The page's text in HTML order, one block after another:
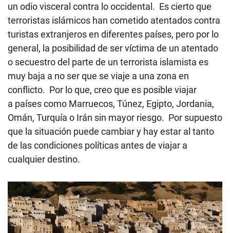
un odio visceral contra lo occidental. Es cierto que
terroristas islámicos han cometido atentados contra
turistas extranjeros en diferentes países, pero por lo
general, la posibilidad de ser víctima de un atentado
o secuestro del parte de un terrorista islamista es
muy baja a no ser que se viaje a una zona en
conflicto. Por lo que, creo que es posible viajar
a países como Marruecos, Túnez, Egipto, Jordania,
Omán, Turquía o Irán sin mayor riesgo. Por supuesto
que la situación puede cambiar y hay estar al tanto
de las condiciones políticas antes de viajar a
cualquier destino.